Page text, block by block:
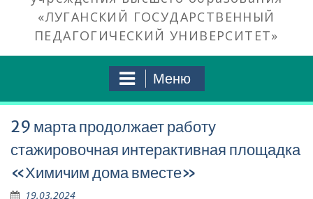
«ЛУГАНСКИЙ ГОСУДАРСТВЕННЫЙ
ПЕДАГОГИЧЕСКИЙ УНИВЕРСИТЕТ»
Меню
29 марта продолжает работу
стажировочная интерактивная площадка
«Химичим дома вместе»
19.03.2024